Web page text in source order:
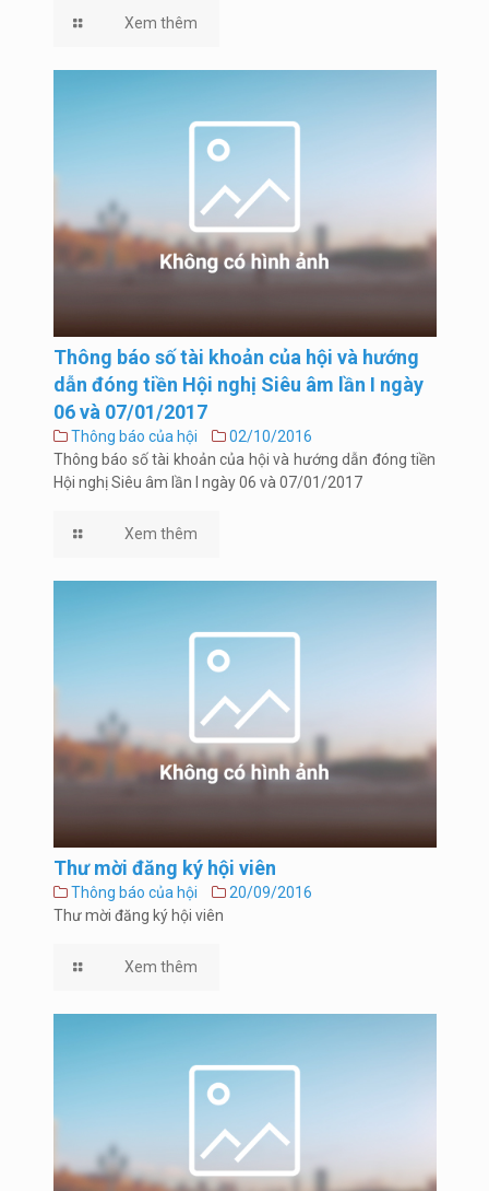
Xem thêm
Thông báo số tài khoản của hội và hướng
dẫn đóng tiền Hội nghị Siêu âm lần I ngày
06 và 07/01/2017
Thông báo của hội
02/10/2016
Thông báo số tài khoản của hội và hướng dẫn đóng tiền
Hội nghị Siêu âm lần I ngày 06 và 07/01/2017
Xem thêm
Thư mời đăng ký hội viên
Thông báo của hội
20/09/2016
Thư mời đăng ký hội viên
Xem thêm